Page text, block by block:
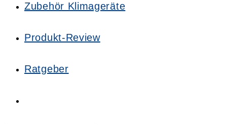
Zubehör Klimageräte
Produkt-Review
Ratgeber